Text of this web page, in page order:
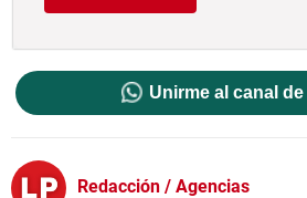
Unirme al canal
Redacción / Agencias